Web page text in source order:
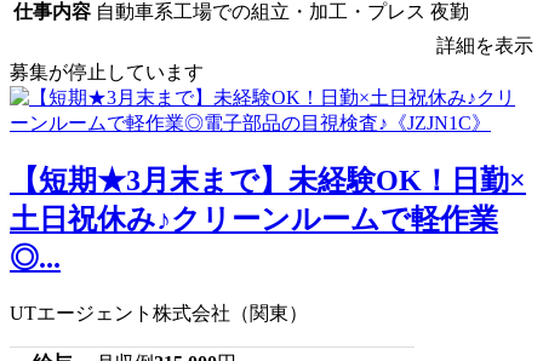
仕事内容 自動車系工場での組立・加工・プレス 夜勤
詳細を表示
募集が停止しています
【短期★3月末まで】未経験OK！日勤×
土日祝休み♪クリーンルームで軽作業
◎...
UTエージェント株式会社（関東）